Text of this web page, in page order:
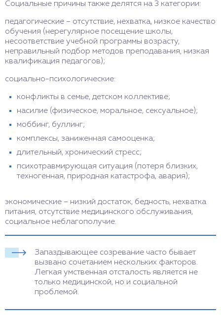
Социальные причины также делятся на 3 категории:
педагогические – отсутствие, нехватка, низкое качество
обучения (нерегулярное посещение школы,
несоответствие учебной программы возрасту,
неправильный подбор методов преподавания, низкая
квалификация педагогов);
социально-психологические:
конфликты в семье, детском коллективе;
насилие (физическое, моральное, сексуальное);
моббинг, буллинг;
комплексы, заниженная самооценка;
длительный, хронический стресс;
психотравмирующая ситуация (потеря близких,
техногенная, природная катастрофа, авария);
экономические – низкий достаток, бедность, нехватка
питания, отсутствие медицинского обслуживания,
социальное неблагополучие.
Запаздывающее созревание часто бывает
вызвано сочетанием нескольких факторов.
Легкая умственная отсталость является не
только медицинской, но и социальной
проблемой.